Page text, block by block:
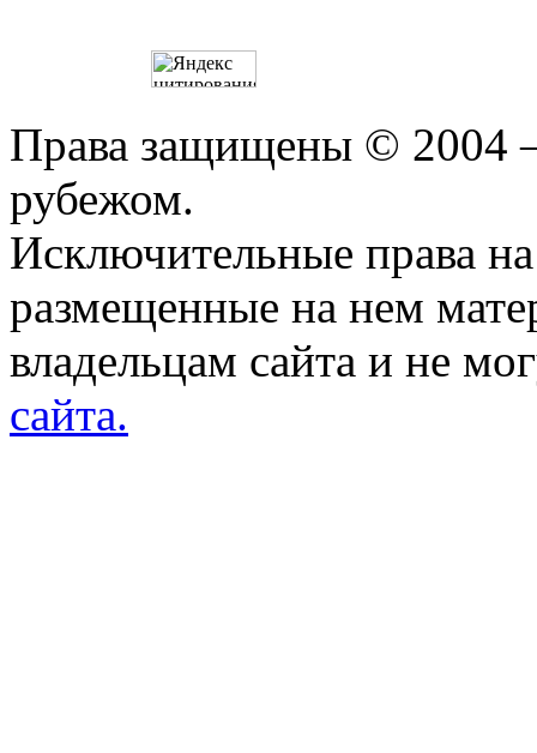
Права защищены © 2004
рубежом.
Исключительные права
размещенные на нем
владельцам сайта и не
сайта.